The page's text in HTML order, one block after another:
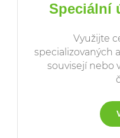
Speciální
Využijte
specializovaných
souvisejí nebo